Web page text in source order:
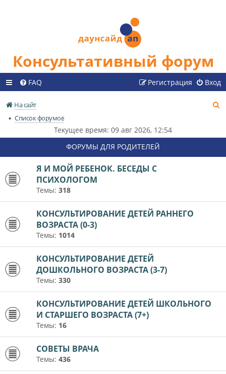
Консультативный форум
FAQ Вход
Регистрация
На сайт
Список форумов
к
Текущее время: 09 авг 2026, 12:54
ФОРУМЫ ДЛЯ РОДИТЕЛЕЙ
Я И МОЙ РЕБЕНОК. БЕСЕДЫ С
ПСИХОЛОГОМ
Темы: 318
КОНСУЛЬТИРОВАНИЕ ДЕТЕЙ РАННЕГО
ВОЗРАСТА (0-3)
Темы: 1014
КОНСУЛЬТИРОВАНИЕ ДЕТЕЙ
ДОШКОЛЬНОГО ВОЗРАСТА (3-7)
Темы: 330
КОНСУЛЬТИРОВАНИЕ ДЕТЕЙ ШКОЛЬНОГО
И СТАРШЕГО ВОЗРАСТА (7+)
Темы: 16
СОВЕТЫ ВРАЧА
Темы: 436